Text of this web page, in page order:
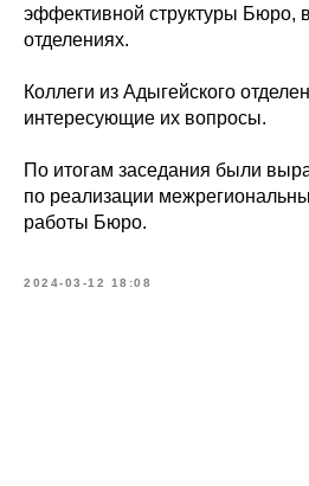
эффективной структуры Бюро,
отделениях.
Коллеги из Адыгейского
интересующие их вопросы.
По итогам заседания были
по реализации
работы Бюро.
2024-03-12 18:08